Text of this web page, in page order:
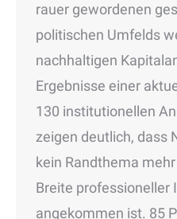
rauer gewordenen
politischen Umfelds
nachhaltigen
Ergebnisse einer
130 institutionellen
zeigen deutlich, dass
kein Randthema
Breite professioneller
angekommen ist. 85